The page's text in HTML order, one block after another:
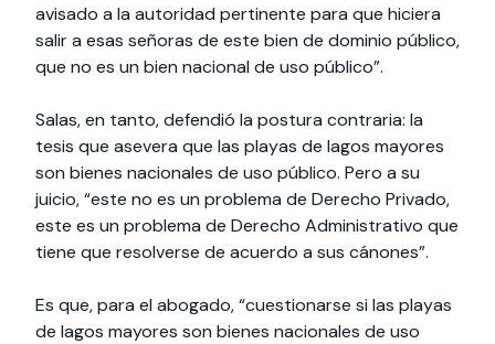
avisado a la autoridad pertinente para que hiciera
salir a esas señoras de este bien de dominio público,
que no es un bien nacional de uso público”.
Salas, en tanto, defendió la postura contraria: la
tesis que asevera que las playas de lagos mayores
son bienes nacionales de uso público. Pero a su
juicio, “este no es un problema de Derecho Privado,
este es un problema de Derecho Administrativo que
tiene que resolverse de acuerdo a sus cánones”.
Es que, para el abogado, “cuestionarse si las playas
de lagos mayores son bienes nacionales de uso